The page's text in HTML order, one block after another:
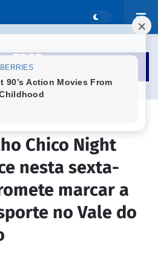
Chico Night
nesta sexta-
marcar a
no Vale do